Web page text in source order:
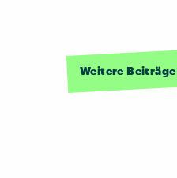
Weitere Beiträge